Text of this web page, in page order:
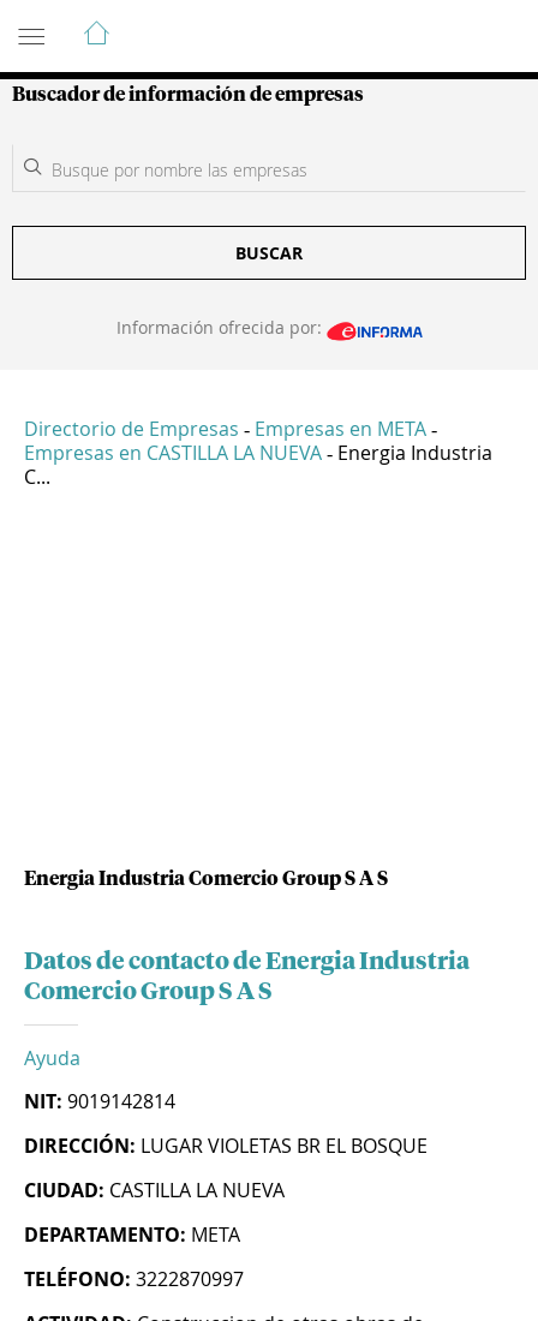
Guía de Empresas Colombianas
Buscador de información de empresas
BUSCAR
Información ofrecida por:
Directorio de Empresas - Empresas en META -
Empresas en CASTILLA LA NUEVA - Energia Industria
C...
Energia Industria Comercio Group S A S
Datos de contacto de Energia Industria
Comercio Group S A S
Ayuda
NIT: 9019142814
DIRECCIÓN: LUGAR VIOLETAS BR EL BOSQUE
CIUDAD: CASTILLA LA NUEVA
DEPARTAMENTO: META
TELÉFONO: 3222870997